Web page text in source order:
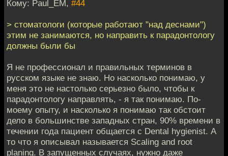
Кому: Paul_EM, #44
> стоматологи (которые работают "над деснами")
этим не занимаются, но направить к парадонтологу
должны были бы
Я не профессионал и правильных терминов в
русском языке не знаю. Но насколько понимаю, у
меня это не настолько серьезно было, чтобы к
парадонтологу направлять, - я так понимаю. По-
моему опыту, и насколько я понимаю так обстоит
дело в большинстве западных стран, 90% времени в
течении года пациент общается с Dental hygienist. А
то что я описывал называется Scaling and root
planing. В запущенных случаях, нужно даже